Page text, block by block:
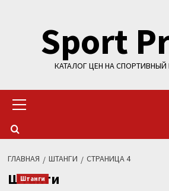
содержимомуSport
КАТАЛОГ ЦЕН НА СПОРТИВНЫЙ
меню
ГЛАВНАЯ ШТАНГИ СТРАНИЦА 4
Штанги
Штанги